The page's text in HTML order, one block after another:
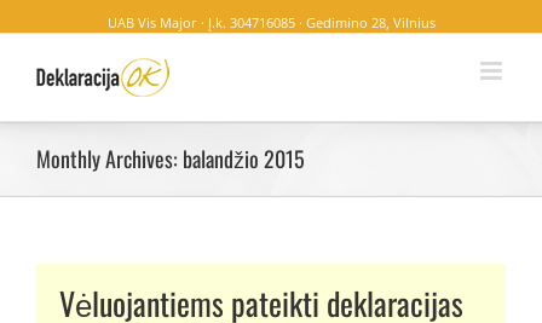
UAB Vis Major · Į.k. 304716085 · Gedimino 28, Vilnius
Monthly Archives: balandžio 2015
Vėluojantiems pateikti deklaracijas